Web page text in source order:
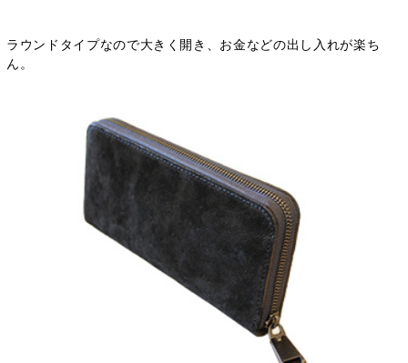
ラウンドタイプなので大きく開き、お金などの出し入れが楽ち
ん。